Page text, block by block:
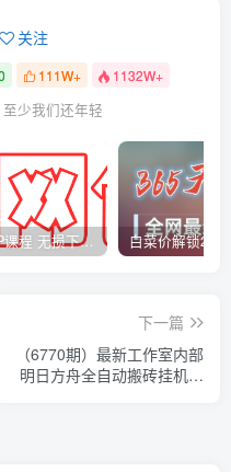
关注
111W+ 1132W+
少我们还年轻
全网VIP课程 无损下载~
下一篇
（6770期）最新工作室内部
明日方舟全自动搬砖挂机项